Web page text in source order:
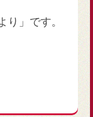
り」です。